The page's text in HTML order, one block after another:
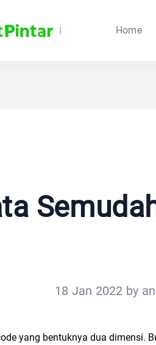
Home
18 Jan 2022 by
yang bentuknya dua dimensi.